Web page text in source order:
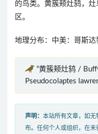
的鸟类。黄簇颊灶鸫，
区。
地理分布：中美：哥斯达
“黄簇颊灶鸫 /
Pseudocolaptes
声明： 本站所有文章，如
布。任何个人或组织，在未